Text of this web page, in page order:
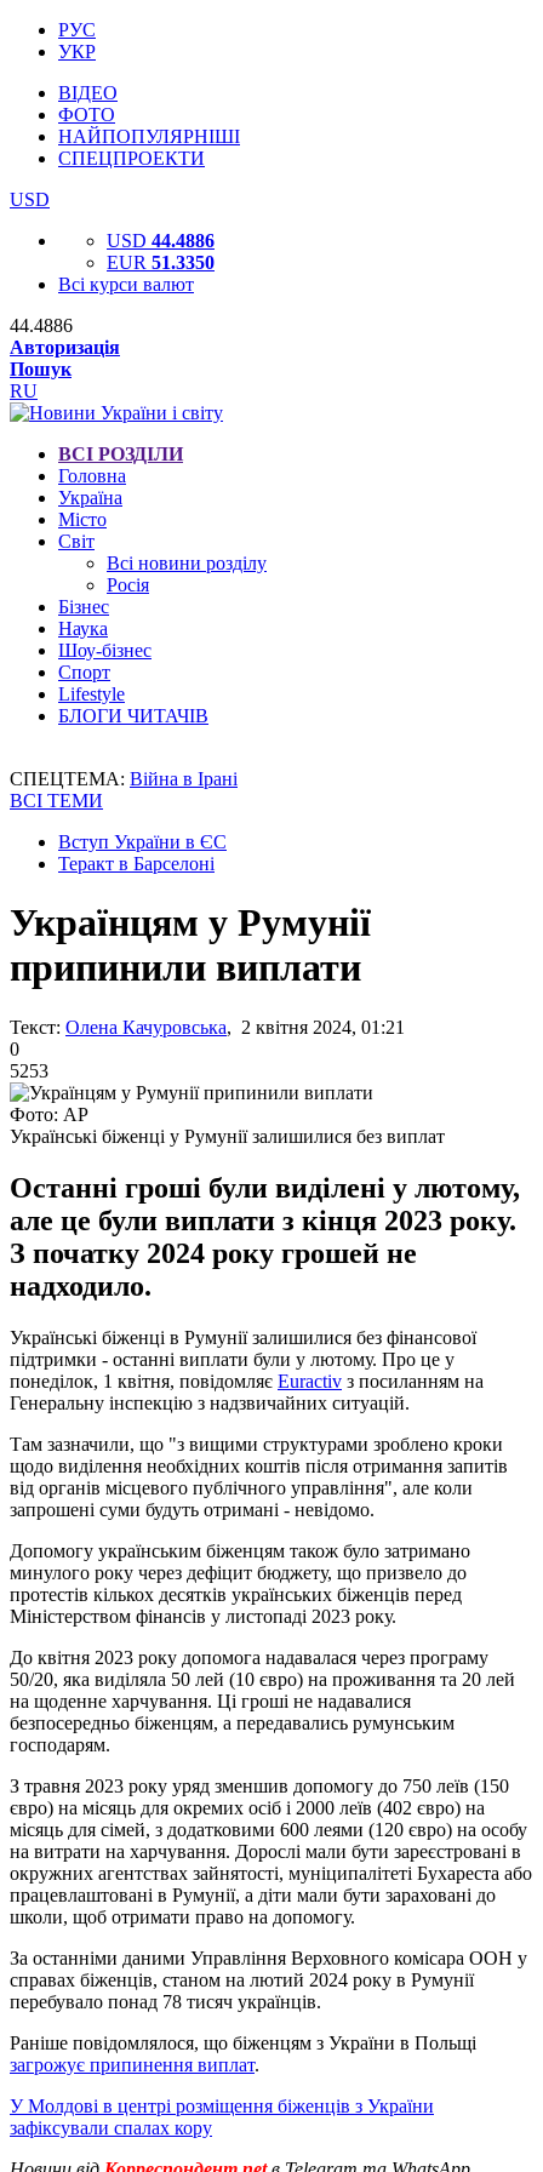
РУС
УКР
ВІДЕО
ФОТО
НАЙПОПУЛЯРНІШІ
СПЕЦПРОЕКТИ
USD
USD 44.4886
EUR 51.3350
Всі курси валют
44.4886
Авторизація
Пошук
RU
ВСІ РОЗДІЛИ
Головна
Україна
Місто
Світ
Всі новини розділу
Росія
Бізнес
Наука
Шоу-бізнес
Спорт
Lifestyle
БЛОГИ ЧИТАЧІВ
СПЕЦТЕМА: Війна в Ірані
ВСІ ТЕМИ
Вступ України в ЄС
Теракт в Барселоні
Українцям у Румунії
припинили виплати
Текст: Олена Качуровська, 2 квітня 2024, 01:21
0
5253
Фото: АР
Українські біженці у Румунії залишилися без виплат
Останні гроші були виділені у лютому,
але це були виплати з кінця 2023 року.
З початку 2024 року грошей не
надходило.
Українські біженці в Румунії залишилися без фінансової
підтримки - останні виплати були у лютому. Про це у
понеділок, 1 квітня, повідомляє Euractiv з посиланням на
Генеральну інспекцію з надзвичайних ситуацій.
Там зазначили, що "з вищими структурами зроблено кроки
щодо виділення необхідних коштів після отримання запитів
від органів місцевого публічного управління", але коли
запрошені суми будуть отримані - невідомо.
Допомогу українським біженцям також було затримано
минулого року через дефіцит бюджету, що призвело до
протестів кількох десятків українських біженців перед
Міністерством фінансів у листопаді 2023 року.
До квітня 2023 року допомога надавалася через програму
50/20, яка виділяла 50 лей (10 євро) на проживання та 20 лей
на щоденне харчування. Ці гроші не надавалися
безпосередньо біженцям, а передавались румунським
господарям.
З травня 2023 року уряд зменшив допомогу до 750 леїв (150
євро) на місяць для окремих осіб і 2000 леїв (402 євро) на
місяць для сімей, з додатковими 600 леями (120 євро) на особу
на витрати на харчування. Дорослі мали бути зареєстровані в
окружних агентствах зайнятості, муніципалітеті Бухареста або
працевлаштовані в Румунії, а діти мали бути зараховані до
школи, щоб отримати право на допомогу.
За останніми даними Управління Верховного комісара ООН у
справах біженців, станом на лютий 2024 року в Румунії
перебувало понад 78 тисяч українців.
Раніше повідомлялося, що біженцям з України в Польщі
загрожує припинення виплат.
У Молдові в центрі розміщення біженців з України
зафіксували спалах кору